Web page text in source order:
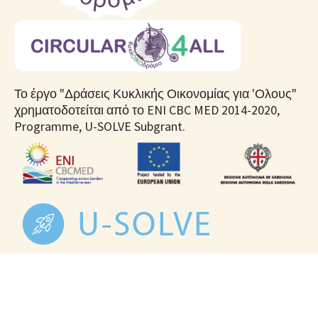
Το έργο "Δράσεις Κυκλικής Οικονομίας για 'Ολους"
χρηματοδοτείται από το ENI CBC MED 2014-2020,
Programme, U-SOLVE Subgrant.